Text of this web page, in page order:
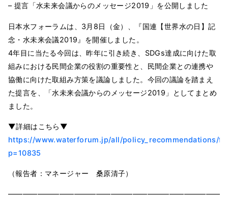
– 提言「水未来会議からのメッセージ2019」を公開しました
日本水フォーラムは、3月8日（金）、『国連【世界水の日】記
念・水未来会議2019』を開催しました。
4年目に当たる今回は、昨年に引き続き、SDGs達成に向けた取
組みにおける民間企業の役割の重要性と、民間企業との連携や
協働に向けた取組み方策を議論しました。今回の議論を踏まえ
た提言を、「水未来会議からのメッセージ2019」としてまとめ
ました。
▼詳細はこちら▼
https://www.waterforum.jp/all/policy_recommendations/
p=10835
（報告者：マネージャー 桑原清子）